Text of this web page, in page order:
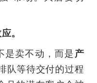
。
是卖不动，而是产
队等待交付的过程